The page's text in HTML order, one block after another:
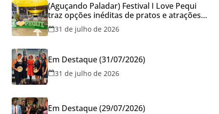
(Aguçando Paladar) Festival I Love Pequi
traz opções inéditas de pratos e atrações
gratuitas no fim de semana dos Pais em
Goiânia
31 de julho de 2026
Em Destaque (31/07/2026)
31 de julho de 2026
Em Destaque (29/07/2026)